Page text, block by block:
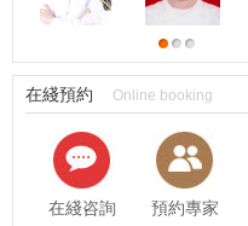
在綫預約 Online booking
在綫咨詢 預約專家